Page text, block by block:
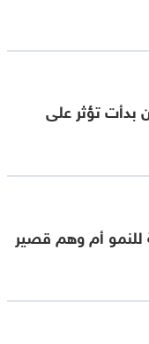
بدأت تؤثر على
أم وهم قصير